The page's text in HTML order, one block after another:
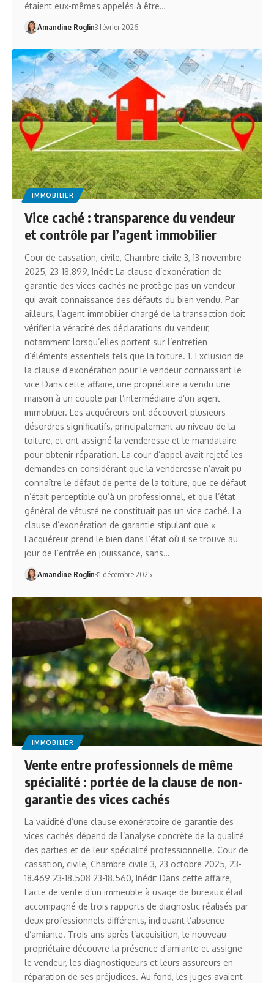
étaient eux-mêmes appelés à être…
Amandine Roglin3 février 2026
IMMOBILIER
Vice caché : transparence du vendeur
et contrôle par l’agent immobilier
Cour de cassation, civile, Chambre civile 3, 13 novembre
2025, 23-18.899, Inédit La clause d’exonération de
garantie des vices cachés ne protège pas un vendeur
qui avait connaissance des défauts du bien vendu. Par
ailleurs, l’agent immobilier chargé de la transaction doit
vérifier la véracité des déclarations du vendeur,
notamment lorsqu’elles portent sur l’entretien
d’éléments essentiels tels que la toiture. 1. Exclusion de
la clause d’exonération pour le vendeur connaissant le
vice Dans cette affaire, une propriétaire a vendu une
maison à un couple par l’intermédiaire d’un agent
immobilier. Les acquéreurs ont découvert plusieurs
désordres significatifs, principalement au niveau de la
toiture, et ont assigné la venderesse et le mandataire
pour obtenir réparation. La cour d’appel avait rejeté les
demandes en considérant que la venderesse n’avait pu
connaître le défaut de pente de la toiture, que ce défaut
n’était perceptible qu’à un professionnel, et que l’état
général de vétusté ne constituait pas un vice caché. La
clause d’exonération de garantie stipulant que «
l’acquéreur prend le bien dans l’état où il se trouve au
jour de l’entrée en jouissance, sans…
Amandine Roglin31 décembre 2025
IMMOBILIER
Vente entre professionnels de même
spécialité : portée de la clause de non-
garantie des vices cachés
La validité d’une clause exonératoire de garantie des
vices cachés dépend de l’analyse concrète de la qualité
des parties et de leur spécialité professionnelle. Cour de
cassation, civile, Chambre civile 3, 23 octobre 2025, 23-
18.469 23-18.508 23-18.560, Inédit Dans cette affaire,
l’acte de vente d’un immeuble à usage de bureaux était
accompagné de trois rapports de diagnostic réalisés par
deux professionnels différents, indiquant l’absence
d’amiante. Trois ans après l’acquisition, le nouveau
propriétaire découvre la présence d’amiante et assigne
le vendeur, les diagnostiqueurs et leurs assureurs en
réparation de ses préjudices. Au fond, les juges avaient